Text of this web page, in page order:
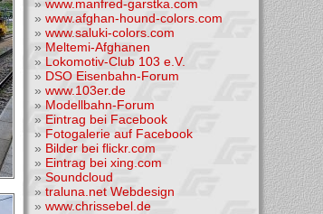
» www.manfred-garstka.com
» www.afghan-hound-colors.com
» www.saluki-colors.com
» Meltemi-Afghanen
» Lokomotiv-Club 103 e.V.
» DSO Eisenbahn-Forum
» www.103er.de
» Modellbahn-Forum
» Eintrag bei Facebook
» Fotogalerie auf Facebook
» Bilder bei flickr.com
» Eintrag bei xing.com
» Soundcloud
» traluna.net Webdesign
» www.chrissebel.de